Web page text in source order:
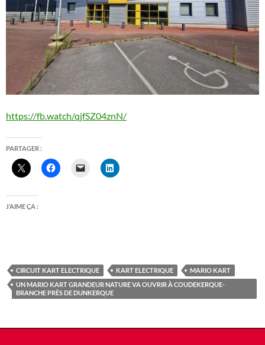
https://fb.watch/qjfSZ04znN/
PARTAGER :
J’AIME ÇA :
CIRCUIT KART ELECTRIQUE KART ELECTRIQUE
MARIO KART
UN MARIO KART GRANDEUR NATURE VA OUVRIR À COUDEKERQUE-
BRANCHE PRÈS DE DUNKERQUE